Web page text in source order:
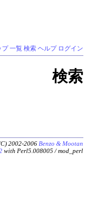
プ 一覧 検索 ヘルプ ログイン
検索
2002-2006 Benzo & Mootan
with Perl5.008005 / mod_perl